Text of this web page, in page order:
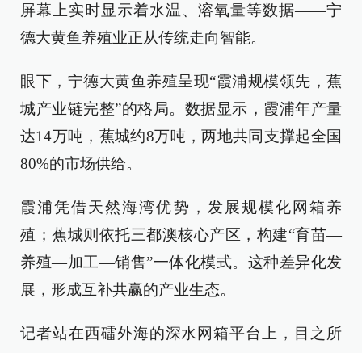
屏幕上实时显示着水温、溶氧量等数据——宁
德大黄鱼养殖业正从传统走向智能。
眼下，宁德大黄鱼养殖呈现“霞浦规模领先，蕉
城产业链完整”的格局。数据显示，霞浦年产量
达14万吨，蕉城约8万吨，两地共同支撑起全国
80%的市场供给。
霞浦凭借天然海湾优势，发展规模化网箱养
殖；蕉城则依托三都澳核心产区，构建“育苗—
养殖—加工—销售”一体化模式。这种差异化发
展，形成互补共赢的产业生态。
记者站在西礌外海的深水网箱平台上，目之所